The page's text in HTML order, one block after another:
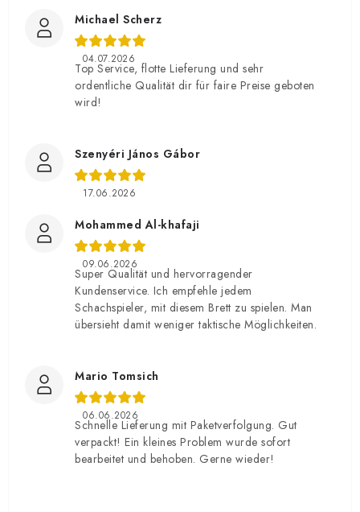
Michael Scherz
04.07.2026
Top Service, flotte Lieferung und sehr
ordentliche Qualität dir für faire Preise geboten
wird!
Szenyéri János Gábor
17.06.2026
Mohammed Al-khafaji
09.06.2026
Super Qualität und hervorragender
Kundenservice. Ich empfehle jedem
Schachspieler, mit diesem Brett zu spielen. Man
übersieht damit weniger taktische Möglichkeiten.
Mario Tomsich
06.06.2026
Schnelle Lieferung mit Paketverfolgung. Gut
verpackt! Ein kleines Problem wurde sofort
bearbeitet und behoben. Gerne wieder!